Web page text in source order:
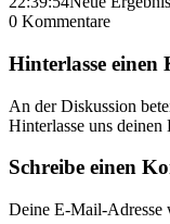
0 Kommentare
Hinterlasse einen
An der Diskussion
Hinterlasse uns deinen
Schreibe einen
Deine E-Mail-